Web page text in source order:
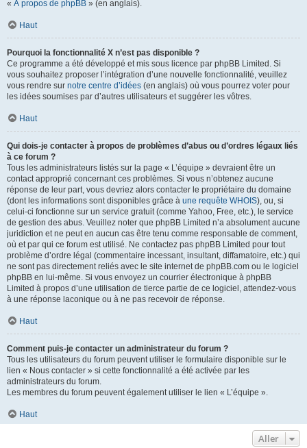
« À propos de phpBB » (en anglais).
Haut
Pourquoi la fonctionnalité X n’est pas disponible ?
Ce programme a été développé et mis sous licence par phpBB Limited. Si
vous souhaitez proposer l’intégration d’une nouvelle fonctionnalité, veuillez
vous rendre sur notre centre d’idées (en anglais) où vous pourrez voter pour
les idées soumises par d’autres utilisateurs et suggérer les vôtres.
Haut
Qui dois-je contacter à propos de problèmes d’abus ou d’ordres légaux liés
à ce forum ?
Tous les administrateurs listés sur la page « L’équipe » devraient être un
contact approprié concernant ces problèmes. Si vous n’obtenez aucune
réponse de leur part, vous devriez alors contacter le propriétaire du domaine
(dont les informations sont disponibles grâce à une requête WHOIS), ou, si
celui-ci fonctionne sur un service gratuit (comme Yahoo, Free, etc.), le service
de gestion des abus. Veuillez noter que phpBB Limited n’a absolument aucune
juridiction et ne peut en aucun cas être tenu comme responsable de comment,
où et par qui ce forum est utilisé. Ne contactez pas phpBB Limited pour tout
problème d’ordre légal (commentaire incessant, insultant, diffamatoire, etc.) qui
ne sont pas directement reliés avec le site internet de phpBB.com ou le logiciel
phpBB en lui-même. Si vous envoyez un courrier électronique à phpBB
Limited à propos d’une utilisation de tierce partie de ce logiciel, attendez-vous
à une réponse laconique ou à ne pas recevoir de réponse.
Haut
Comment puis-je contacter un administrateur du forum ?
Tous les utilisateurs du forum peuvent utiliser le formulaire disponible sur le
lien « Nous contacter » si cette fonctionnalité a été activée par les
administrateurs du forum.
Les membres du forum peuvent également utiliser le lien « L’équipe ».
Haut
Aller